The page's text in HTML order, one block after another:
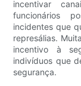
incentivar
funcionários
incidentes que
represálias.
incentivo à
indivíduos que
segurança.